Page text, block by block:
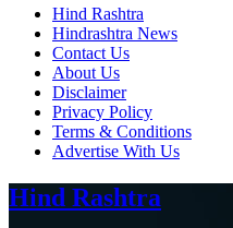
Hind Rashtra
Hindrashtra News
Contact Us
About Us
Disclaimer
Privacy Policy
Terms & Conditions
Advertise With Us
Hind Rashtra